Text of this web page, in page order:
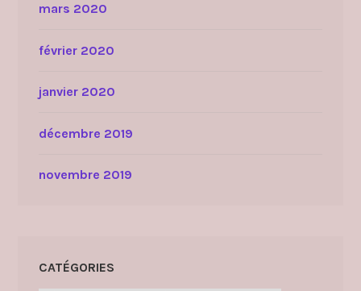
mars 2020
février 2020
janvier 2020
décembre 2019
novembre 2019
CATÉGORIES